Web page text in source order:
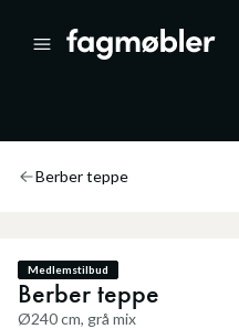
Berber teppe
Medlemstilbud
Berber teppe
Ø240 cm, grå mix